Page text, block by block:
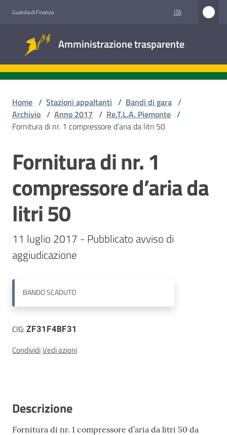
Guardia di Finanza ITA
Amministrazione trasparente
trasparente
Stazioni
appaltanti
Contatti
Home / Stazioni appaltanti / Bandi di gara /
Archivio / Anno 2017 / Re.T.L.A. Piemonte /
Fornitura di nr. 1 compressore d’aria da litri 50
Salta al contenuto
Fornitura di nr. 1
compressore d’aria da
litri 50
11 luglio 2017 - Pubblicato avviso di
aggiudicazione
BANDOSCADUTO
CIG:ZF31F4BF31
CondividiVedi azioni
Descrizione
Fornitura di nr. 1 compressore d’aria da litri 50 da